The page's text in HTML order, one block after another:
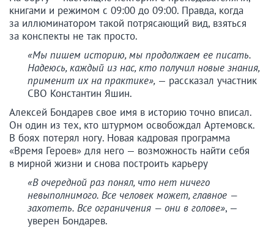
книгами и режимом с 09:00 до 09:00. Правда, когда
за иллюминатором такой потрясающий вид, взяться
за конспекты не так просто.
«Мы пишем историю, мы продолжаем ее писать.
Надеюсь, каждый из нас, кто получил новые знания,
применит их на практике», — рассказал участник
СВО Константин Яшин.
Алексей Бондарев свое имя в историю точно вписал.
Он один из тех, кто штурмом освобождал Артемовск.
В боях потерял ногу. Новая кадровая программа
«Время Героев» для него — возможность найти себя
в мирной жизни и снова построить карьеру
«В очередной раз понял, что нет ничего
невыполнимого. Все человек может, главное —
захотеть. Все ограничения — они в голове», —
уверен Бондарев.